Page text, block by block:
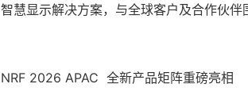
智慧显示解决方案，与全球客户及合作伙伴
NRF 2026 APAC 全新产品矩阵重磅亮相